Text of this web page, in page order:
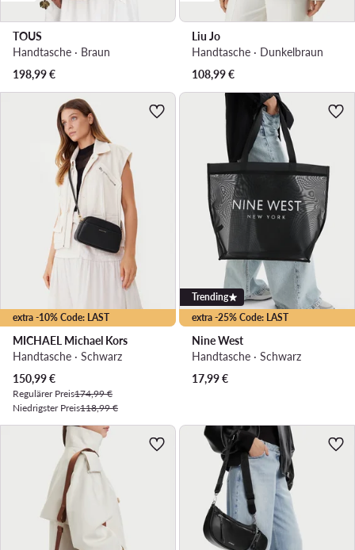
TOUS
Handtasche · Braun
198,99€
Liu Jo
Handtasche · Dunkelbraun
108,99€
extra -10% Code: LAST
MICHAEL Michael Kors
Handtasche · Schwarz
Aktueller Preis
150,99€
Regulärer Preis174,99 €
Niedrigster Preis118,99 €
extra -25% Code: LAST
Trending
Nine West
Handtasche · Schwarz
17,99€